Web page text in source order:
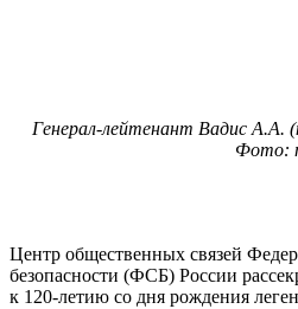
Генерал-лейтенант Вадис А.А.
Фото:
Центр общественных связей
безопасности (ФСБ) России
к 120-летию со дня рождения